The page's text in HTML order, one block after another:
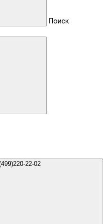
Поиск
+7(499)220-22-02